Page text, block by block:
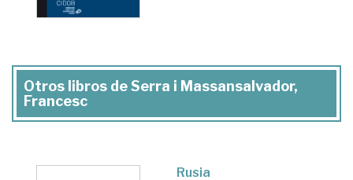
Otros libros de Serra i Massansalvador,
Francesc
Rusia